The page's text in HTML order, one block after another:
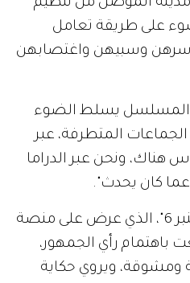
على طريقة تعامل
أسرهن وسبيهن واغتصابهن
المسلسل يسلط الضوء
المتطرفة، عبر
هناك، ونحن عبر الدراما
كان يحدث".
وحول مسلسلها الأخير "عنبر 6"، الذي عرض على منصة
باهتمام رأي الجمهور،
ويروي حكاية